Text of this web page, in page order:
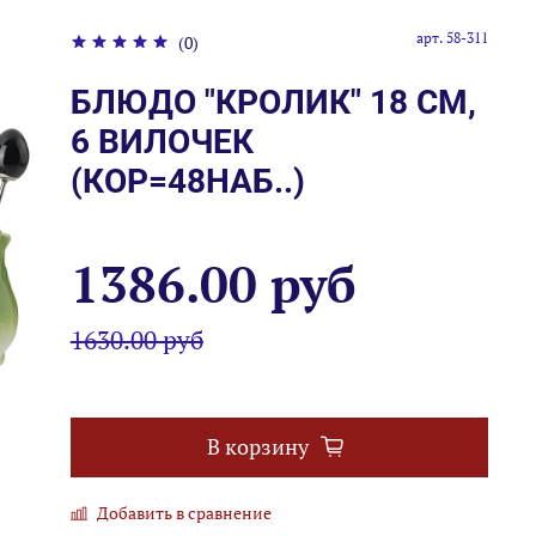
(0) арт. 58-311
БЛЮДО "КРОЛИК" 18 СМ,
6 ВИЛОЧЕК
(КОР=48НАБ..)
1386.00 руб
1630.00 руб
В корзину
Добавить в сравнение